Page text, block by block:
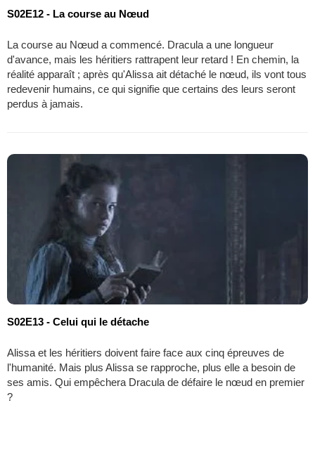
S02E12 - La course au Nœud
La course au Nœud a commencé. Dracula a une longueur
d'avance, mais les héritiers rattrapent leur retard ! En chemin, la
réalité apparaît ; après qu'Alissa ait détaché le nœud, ils vont tous
redevenir humains, ce qui signifie que certains des leurs seront
perdus à jamais.
S02E13 - Celui qui le détache
Alissa et les héritiers doivent faire face aux cinq épreuves de
l'humanité. Mais plus Alissa se rapproche, plus elle a besoin de
ses amis. Qui empêchera Dracula de défaire le nœud en premier
?